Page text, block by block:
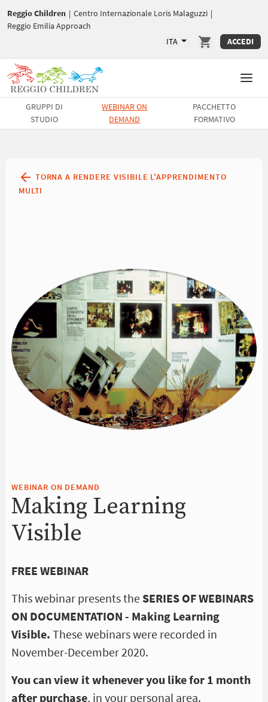
Reggio Children | Centro Internazionale Loris Malaguzzi |
Reggio Emilia Approach
ITA
ACCEDI
GRUPPI DI
STUDIO
WEBINAR ON
DEMAND
PACCHETTO
FORMATIVO
TORNA A RENDERE VISIBILE L'APPRENDIMENTO
MULTI
WEBINAR ON DEMAND
Making Learning
Visible
FREE WEBINAR
This webinar presents theSERIES OF WEBINARS
ON DOCUMENTATION - Making Learning
Visible. These webinars were recorded in
November-December 2020.
You can view it whenever you like for 1 month
after purchase, in your personal area.